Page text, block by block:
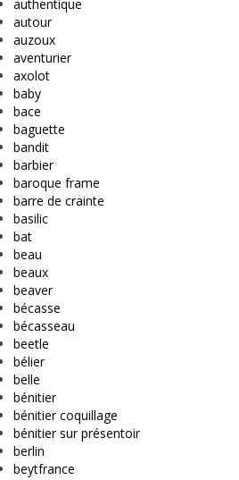
authentique
autour
auzoux
aventurier
axolot
baby
bace
baguette
bandit
barbier
baroque frame
barre de crainte
basilic
bat
beau
beaux
beaver
bécasse
bécasseau
beetle
bélier
belle
bénitier
bénitier coquillage
bénitier sur présentoir
berlin
beytfrance